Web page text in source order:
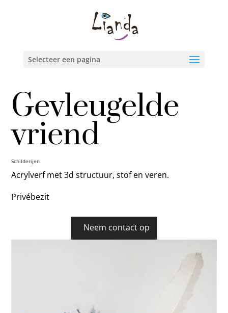
Selecteer een pagina
Gevleugelde
vriend
Schilderijen
Acrylverf met 3d structuur, stof en veren.
Privébezit
Neem contact op